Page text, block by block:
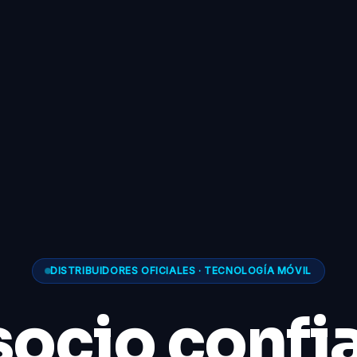
DISTRIBUIDORES OFICIALES · TECNOLOGÍA MÓVIL